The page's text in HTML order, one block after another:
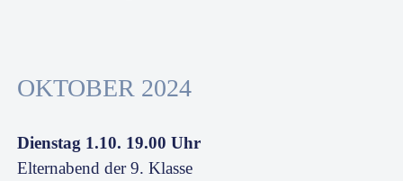
OKTOBER 2024
Dienstag 1.10. 19.00 Uhr
Elternabend der 9. Klasse